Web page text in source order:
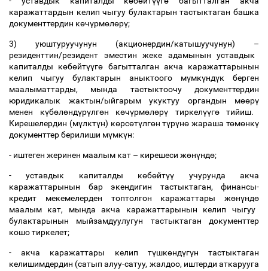
каражаттардын келип чыгуу булактарын тастыктаган башка
документтердин көчүрмөлөрү;
3) уюштуруучунун (акционердин/катышуучунун) –
резиденттин/резидент эместин жеке адамынын уставдык
капиталды көбөйтүүгө багытталган акча каражаттарынын
келип чыгуу булактарын аныктоого мүмкүндүк берген
маалыматтарды, мында тастыктоочу документтердин
юридикалык жактын/ыйгарым укуктуу органдын мөөрү
менен күбөлөндүрүлгөн көчүрмөлөрү тиркелүүгөтийиш.
Кирешелердин (мүлктүн) көрсөтүлгөн түрүнө жараша төмөнкү
документтер берилиши мүмкүн:
- иштеген жеринен маалым кат – кирешеси жөнүндө;
- уставдык капиталды көбөйтүү учурунда акча
каражаттарынын бар экендигин тастыктаган, финансы-
кредит мекемелерден топтолгон каражаттары жөнүндө
маалым кат, мында акча каражаттарынын келип чыгуу
булактарынын мыйзамдуулугун тастыктаган документтер
кошо тиркелет;
- акча каражаттары келип түшкөндүгүн тастыктаган
келишимдердин (сатып алуу-сатуу, жалдоо, иштерди аткарууга